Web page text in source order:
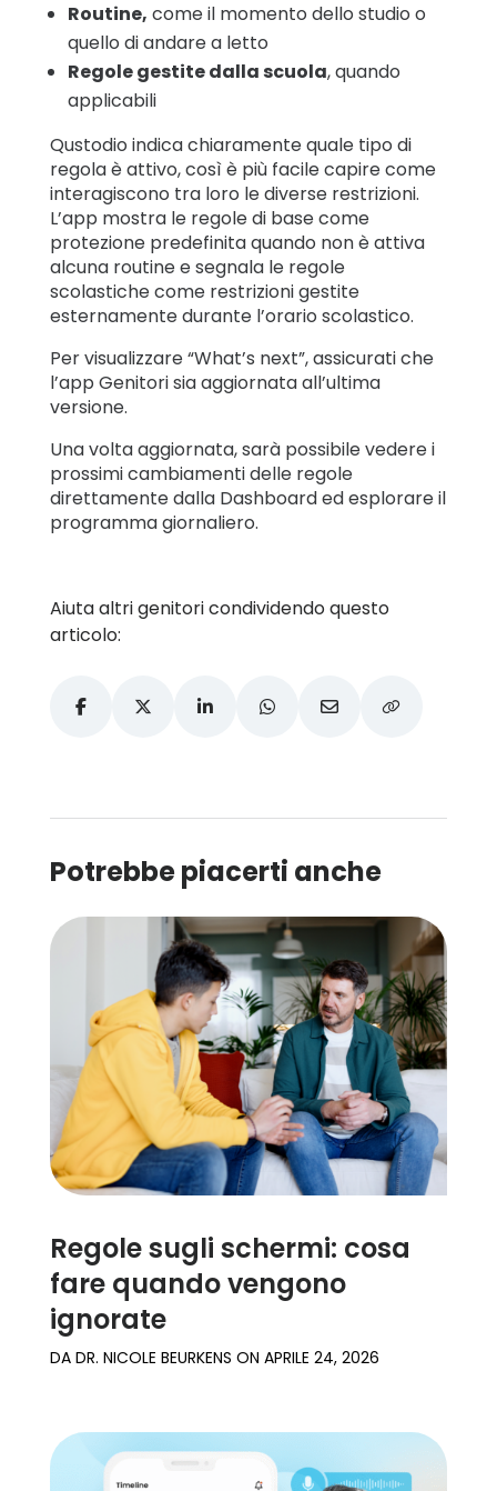
Routine, come il momento dello studio o
quello di andare a letto
Regole gestite dalla scuola, quando
applicabili
Qustodio indica chiaramente quale tipo di
regola è attivo, così è più facile capire come
interagiscono tra loro le diverse restrizioni.
L’app mostra le regole di base come
protezione predefinita quando non è attiva
alcuna routine e segnala le regole
scolastiche come restrizioni gestite
esternamente durante l’orario scolastico.
Per visualizzare “What’s next”, assicurati che
l’app Genitori sia aggiornata all’ultima
versione.
Una volta aggiornata, sarà possibile vedere i
prossimi cambiamenti delle regole
direttamente dalla Dashboard ed esplorare il
programma giornaliero.
Aiuta altri genitori condividendo questo
articolo:
Potrebbe piacerti anche
Regole sugli schermi: cosa
fare quando vengono
ignorate
DA DR. NICOLE BEURKENS ON APRILE 24, 2026